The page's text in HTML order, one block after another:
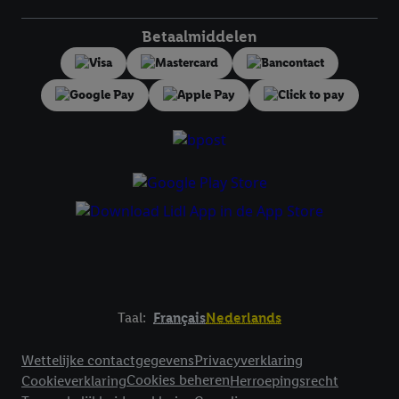
Betaalmiddelen
Taal: FrançaisNederlands
Wettelijke contactgegevensPrivacyverklaring
CookieverklaringCookies beherenHerroepingsrecht
trekken, vindt u in onzeprivacyverklaring.Je vindt het
impressum hier.